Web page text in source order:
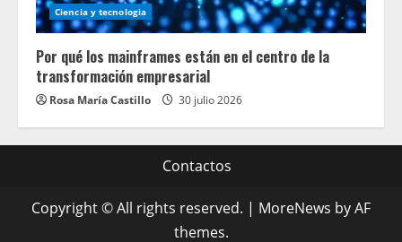
Ciencia y tecnologia
Por qué los mainframes están en el centro de la
transformación empresarial
Rosa María Castillo 30 julio 2026
Contactos
Copyright © All rights reserved. | MoreNews by AF
themes.